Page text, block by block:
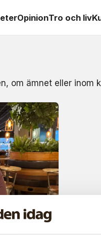
OpinionTro och liv
om ämnet eller inom